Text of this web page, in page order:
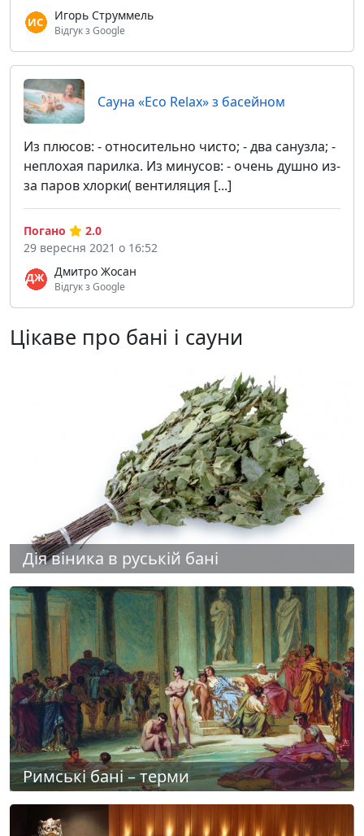
Игорь Струммель
Відгук з Google
Сауна «Eco Relax» з басейном
Из плюсов: - относительно чисто; - два санузла; -
неплохая парилка. Из минусов: - очень душно из-
за паров хлорки( вентиляция [...]
Дмитро Жосан
Відгук з Google
Погано
2.0
29 вересня 2021 о 16:52
Цікаве про бані і сауни
Дія віника в руській бані
Римські бані – терми